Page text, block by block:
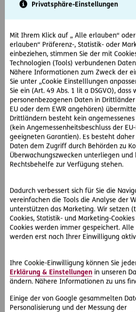
Privatsphäre-Einstellungen
Mit Ihrem Klick auf „ Alle erlauben“
erlauben“ Präferenz-, Statistik- oder
einbeziehen, stimmen Sie der mit
Technologien (Tools) verbundenen
Nähere Informationen zum Zweck der
Sie unter „Cookie Einstelllungen
Sie ein (Art. 49 Abs. 1 lit a DSGVO), dass
personenbezogenen Daten in
EU oder dem EWR angehören)
Drittländern besteht kein
(kein Angemessenheitsbeschluss der
geeigneten Garantien). Es besteht daher
Daten dem Zugriff durch Behörden zu
Überwachungszwecken unterliegen und
Rechtsbehelfe zur Verfügung stehen.
Dadurch verbessert sich für Sie die
vereinfachen die Tools die Analyse der
unterstützen das Marketing. Wir setzen
Cookies, Statistik- und Marketing-
Cookies werden immer gespeichert. Alle
werden erst nach Ihrer Einwilligung
Ihre Cookie-Einwilligung können Sie
Erklärung & Einstellungen in unseren
ändern. Nähere Informationen zu uns
Einige der von Google gesammelten
Personalisierung und der Messung der
sie beugt sich zu ihm hinunter und
25 cm von seinem Kopf entfernt –
und schielende Hund erschrickt und
die Höhe, ohne dabei jedoch ein
Verteidigungsverhalten zu zeigen.
Dabei passiert es, dass seine Zähne
verletzen. Frau L. begehrt € 4.000.-
Tierschutzverein – immerhin musste
werden.
So hat der OGH entschieden:
Wie ein Tier zu verwahren bzw. zu
von den Umständen des Einzelfalls
Maßgeblich sind die Gefährlichkeit
Möglichkeit der Schädigung und eine
Interessensabwägung.
Beaufsichtigungspflicht dürfen dabei
werden.
Sind dem Tierhalter aber
bekannt bzw. hätten ihm diese
einer Gefahrenquelle werden könne,
oder unberechenbares Verhalten,
muss er dafür einstehen.
Bei einem Stafford Terrier handelt es
mit erhöhtem Gefährdungspotential
„Kampfhund“).
Allerdings war in diesem Fall der